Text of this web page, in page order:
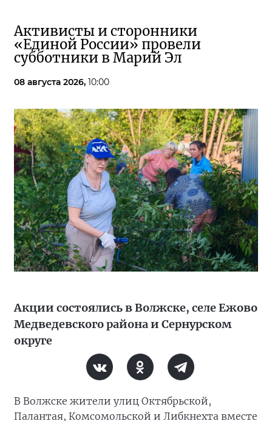
Активисты и сторонники
«Единой России» провели
субботники в Марий Эл
08 августа 2026, 10:00
Акции состоялись в Волжске, селе Ежово
Медведевского района и Сернурском
округе
В Волжске жители улиц Октябрьской,
Палантая, Комсомольской и Либкнехта вместе